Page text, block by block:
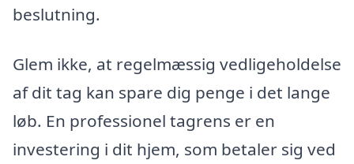
beslutning.
Glem ikke, at regelmæssig vedligeholdelse
af dit tag kan spare dig penge i det lange
løb. En professionel tagrens er en
investering i dit hjem, som betaler sig ved